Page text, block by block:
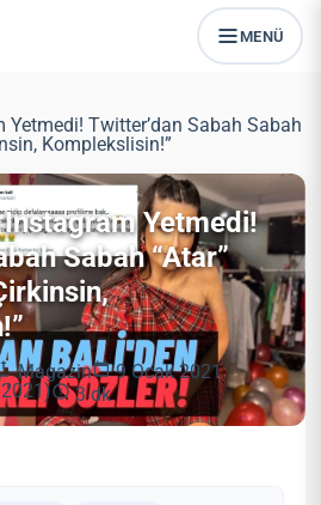
MENÜ
Yetmedi! Twitter’dan Sabah Sabah
Komplekslisin!”
Instagram Yetmedi!
Sabah “Atar”
Magazin
9 Ocak 2021
3 dk